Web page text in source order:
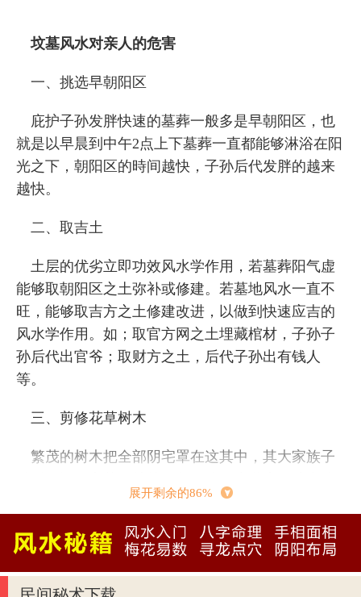
坟墓风水对亲人的危害
一、挑选早朝阳区
庇护子孙发胖快速的墓葬一般多是早朝阳区，也
就是以早晨到中午2点上下墓葬一直都能够淋浴在阳
光之下，朝阳区的時间越快，子孙后代发胖的越来
越快。
二、取吉土
土层的优劣立即功效风水学作用，若墓葬阳气虚
能够取朝阳区之土弥补或修建。若墓地风水一直不
旺，能够取吉方之土修建改进，以做到快速应吉的
风水学作用。如；取官方网之土埋藏棺材，子孙子
孙后代出官爷；取财方之土，后代子孙出有钱人
等。
三、剪修花草树木
繁茂的树木把全部阴宅罩在这其中，其大家族子
发挥荫助后代的作用，那样的墓葬归属于漏财风水
学，应当多方面采伐剪修。
展开剩余的86%